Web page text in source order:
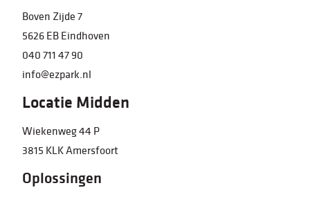
Boven Zijde 7
5626 EB Eindhoven
040 711 47 90
info@ezpark.nl
Locatie Midden
Wiekenweg 44 P
3815 KLK Amersfoort
Oplossingen